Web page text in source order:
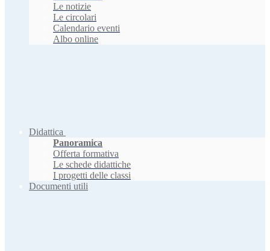
Le notizie
Le circolari
Calendario eventi
Albo online
Didattica
Panoramica
Offerta formativa
Le schede didattiche
I progetti delle classi
Documenti utili